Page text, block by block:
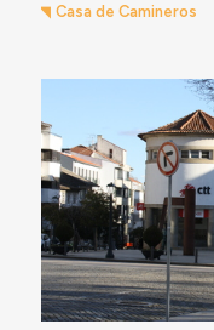
Casa de Camineros